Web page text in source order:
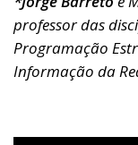
professor das
Programação
Informação da